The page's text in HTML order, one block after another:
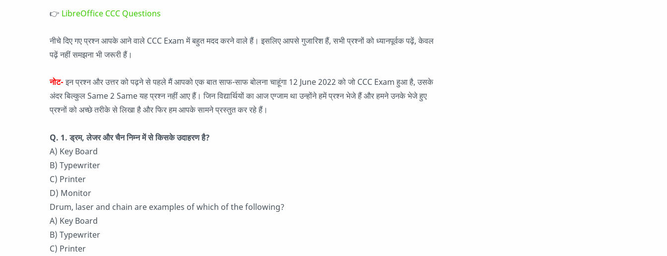
👉 LibreOffice CCC Questions
नीचे दिए गए प्रश्न आपके आने वाले CCC Exam में बहुत मदद करने वाले हैं। इसलिए आपसे गुजारिश हैं, सभी प्रश्नों को ध्यानपूर्वक पढ़ें, केवल
पढ़ें नहीं समझना भी जरूरी हैं।
नोट- इन प्रश्न और उत्तर को पढ़ने से पहले मैं आपको एक बात साफ-साफ बोलना चाहूंगा 12 June 2022 को जो CCC Exam हुआ है, उसके
अंदर बिल्कुल Same 2 Same यह प्रश्न नहीं आए हैं। जिन विद्यार्थियों का आज एग्जाम था उन्होंने हमें प्रश्न भेजे हैं और हमने उनके भेजे हुए
प्रश्नों को अच्छे तरीके से लिखा है और फिर हम आपके सामने प्रस्तुत कर रहे हैं।
Q. 1. ड्रम, लेजर और चैन निम्न में से किसके उदाहरण है?
A) Key Board
B) Typewriter
C) Printer
D) Monitor
Drum, laser and chain are examples of which of the following?
A) Key Board
B) Typewriter
C) Printer